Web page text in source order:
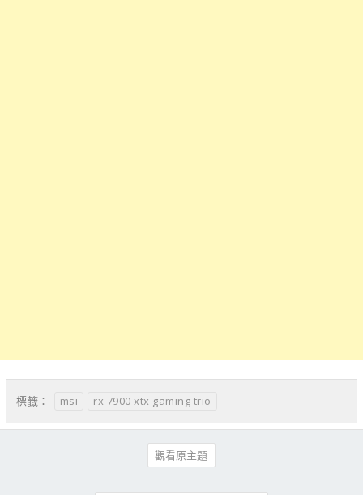
標籤： msi rx 7900 xtx gaming trio
觀看原主題